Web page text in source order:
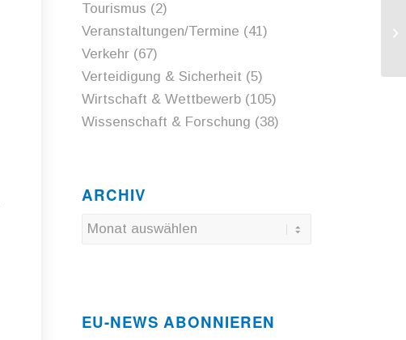
Tourismus (2)
Veranstaltungen/Termine (41)
Verkehr(67)
Verteidigung & Sicherheit (5)
Wirtschaft & Wettbewerb(105)
Wissenschaft & Forschung (38)
ARCHIV
EU-NEWS ABONNIEREN